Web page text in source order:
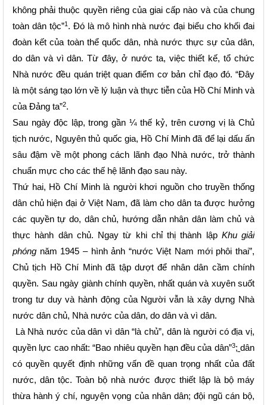
không phải thuộc quyền riêng của giai cấp nào và của chung
toàn dân tộc”1. Đó là mô hình nhà nước đại biểu cho khối đai
đoàn kết của toàn thể quốc dân, nhà nước thực sự của dân,
do dân và vì dân. Từ đây, ở nước ta, việc thiết kế, tổ chức
Nhà nước đều quán triệt quan điểm cơ bản chỉ đạo đó. “Đây
là một sáng tạo lớn về lý luận và thực tiễn của Hồ Chí Minh và
của Đảng ta”2.
Sau ngày độc lập, trong gần ¼ thế kỷ, trên cương vị là Chủ
tịch nước, Nguyên thủ quốc gia, Hồ Chí Minh đã để lại dấu ấn
sâu đậm về một phong cách lãnh đạo Nhà nước, trở thành
chuẩn mực cho các thế hệ lãnh đạo sau này.
Thứ hai, Hồ Chí Minh là người khơi nguồn cho truyền thống
dân chủ hiện đại ở Việt Nam, đã làm cho dân ta được hưởng
các quyền tự do, dân chủ, hướng dẫn nhân dân làm chủ và
thực hành dân chủ. Ngay từ khi chỉ thị thành lập Khu giải
phóng năm 1945 – hình ảnh “nước Việt Nam mới phôi thai”,
Chủ tịch Hồ Chí Minh đã tập dượt để nhân dân cầm chính
quyền. Sau ngày giành chính quyền, nhất quán và xuyên suốt
trong tư duy và hành động của Người vẫn là xây dựng Nhà
nước dân chủ, Nhà nước của dân, do dân và vì dân.
Là Nhà nước của dân vì dân “là chủ”, dân là người có địa vị,
quyền lực cao nhất: “Bao nhiêu quyền hạn đều của dân”3; dân
có quyền quyết định những vấn đề quan trọng nhất của đất
nước, dân tộc. Toàn bộ nhà nước được thiết lập là bộ máy
thừa hành ý chí, nguyện vọng của nhân dân; đội ngũ cán bộ,